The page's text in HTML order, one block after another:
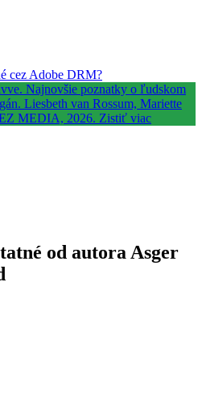
cez Adobe DRM?
od autora Asger